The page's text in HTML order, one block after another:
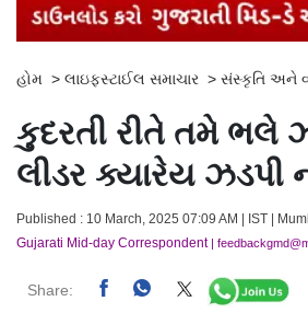
હોમ > લાઇફસ્ટાઈલ સમાચાર > સંસ્કૃતિ અને
કુદરતી રીતે તમે ભલે
લીડર ક્યારેય ઝડપી
Published : 10 March, 2025 07:09 AM | IST |
Gujarati Mid-day Correspondent|
Share: